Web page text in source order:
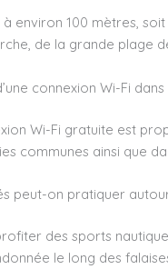
à environ 100 mètres,
de la grande plage
connexion Wi-Fi dans
Wi-Fi gratuite est
communes ainsi que
peut-on pratiquer
des sports
le long des